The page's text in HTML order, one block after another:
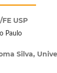
FE USP
Paulo
Silva,